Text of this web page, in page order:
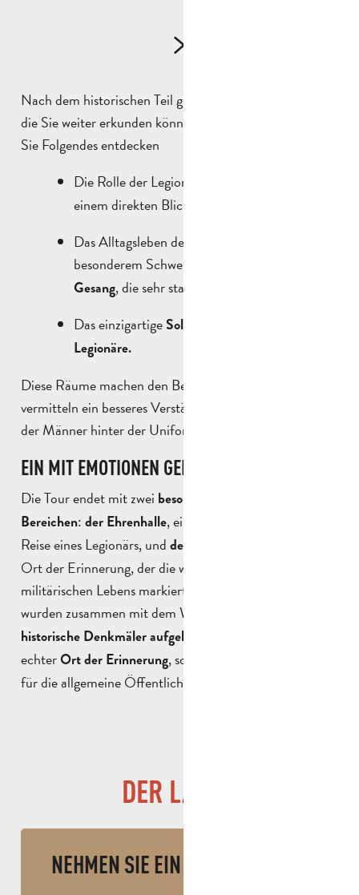
Nach dem historischen Teil gibt es bestimmte Bereiche,
die Sie weiter erkunden können. Im Einzelnen werden
Sie Folgendes entdecken
Die Rolle der Legionäre als
einem direkten Blick auf das Kriegsdenkmal.
Das Alltagsleben der Soldaten, mit
besonderem Schwerpunkt auf
Gesang, die sehr stark zu ihrer Kultur gehörten.
Das einzigartigeSolidaritätssystem der
Legionäre.
Diese Räume machen den Besuch konkreter und
vermitteln ein besseres Verständnis für das Engagement
der Männer hinter der Uniform.
EIN MIT EMOTIONEN GELADENER ORT
Die Tour endet mit zwei besonders symbolischen
Bereichen:der Ehrenhalle, einem wesentlichen Teil der
Reise eines Legionärs, undder Gruft
Ort der Erinnerung, der die wichtigsten Etappen seines
militärischen Lebens markiert. Diese beiden Stätten
wurden zusammen mit dem War Memorial
historische Denkmäler aufgelistet
echterOrt der Erinnerung, sowohl für Soldaten als auch
für die allgemeine Öffentlichkeit.
DER LADEN
NEHMEN SIE EIN ANDENKEN MIT